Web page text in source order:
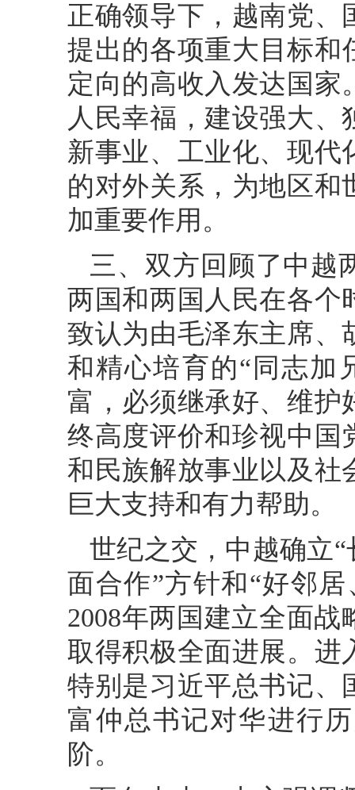
正确领导下，越南党、
提出的各项重大目标和
定向的高收入发达国家
人民幸福，建设强大
新事业、工业化、现代
的对外关系，为地区和
加重要作用。
三、双方回顾了中越
两国和两国人民在各个
致认为由毛泽东主席、
和精心培育的“同志加
富，必须继承好、维护
终高度评价和珍视中国
和民族解放事业以及社
巨大支持和有力帮助。
世纪之交，中越确立
面合作”方针和“好邻
2008年两国建立全面
取得积极全面进展。进
特别是习近平总书记、
富仲总书记对华进行
阶。